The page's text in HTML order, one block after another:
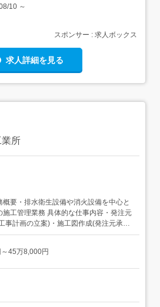
10 ～
スポンサー : 求人ボックス
求人詳細を見る
所
概要・排水衛生設備や消火設備を中心と
施工管理業務 具体的な仕事内容・発注元
事計画の立案)・施工図作成(発注元承認
施工準備(資材調達、協力会社選定、測
管理等) このポジションの魅力・役職
45万8,000円